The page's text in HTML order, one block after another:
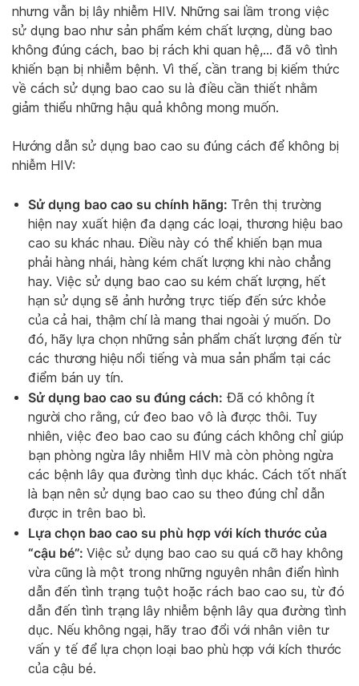
nhưng vẫn bị lây nhiễm HIV. Những sai lầm trong việc
sử dụng bao như sản phẩm kém chất lượng, dùng bao
không đúng cách, bao bị rách khi quan hệ,… đã vô tình
khiến bạn bị nhiễm bệnh. Vì thế, cần trang bị kiếm thức
về cách sử dụng bao cao su là điều cần thiết nhằm
giảm thiểu những hậu quả không mong muốn.
Hướng dẫn sử dụng bao cao su đúng cách để không bị
nhiễm HIV:
Sử dụng bao cao su chính hãng: Trên thị trường
hiện nay xuất hiện đa dạng các loại, thương hiệu bao
cao su khác nhau. Điều này có thể khiến bạn mua
phải hàng nhái, hàng kém chất lượng khi nào chẳng
hay. Việc sử dụng bao cao su kém chất lượng, hết
hạn sử dụng sẽ ảnh hưởng trực tiếp đến sức khỏe
của cả hai, thậm chí là mang thai ngoài ý muốn. Do
đó, hãy lựa chọn những sản phẩm chất lượng đến từ
các thương hiệu nổi tiếng và mua sản phẩm tại các
điểm bán uy tín.
Sử dụng bao cao su đúng cách: Đã có không ít
người cho rằng, cứ đeo bao vô là được thôi. Tuy
nhiên, việc đeo bao cao su đúng cách không chỉ giúp
bạn phòng ngừa lây nhiễm HIV mà còn phòng ngừa
các bệnh lây qua đường tình dục khác. Cách tốt nhất
là bạn nên sử dụng bao cao su theo đúng chỉ dẫn
được in trên bao bì.
Lựa chọn bao cao su phù hợp với kích thước của
“cậu bé”: Việc sử dụng bao cao su quá cỡ hay không
vừa cũng là một trong những nguyên nhân điển hình
dẫn đến tình trạng tuột hoặc rách bao cao su, từ đó
dẫn đến tình trạng lây nhiễm bệnh lây qua đường tình
dục. Nếu không ngại, hãy trao đổi với nhân viên tư
vấn y tế để lựa chọn loại bao phù hợp với kích thước
của cậu bé.